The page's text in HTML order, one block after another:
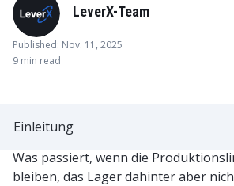
LeverX-Team
Published: Nov. 11, 2025
9 min read
Was passiert, wenn die
bleiben, das Lager dahinter aber
Einleitung